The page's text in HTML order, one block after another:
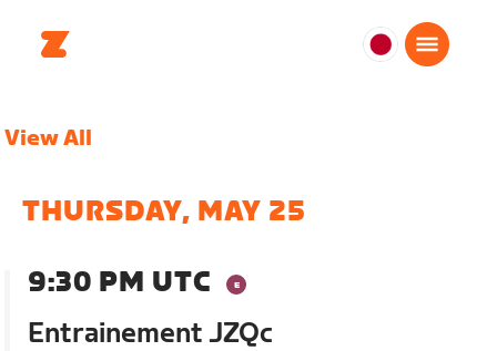
日
View All
THURSDAY, MAY 25
9:30 PM UTC
Entrainement JZQc